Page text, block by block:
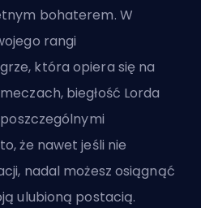
bohaterem. W
rangi
która opiera się na
biegłość Lorda
że nawet jeśli nie
nadal możesz osiągnąć
ulubioną postacią.